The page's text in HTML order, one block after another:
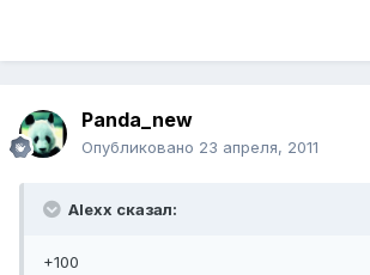
Panda_new
Опубликовано 23 апреля, 2011
Alexx сказал:
+100